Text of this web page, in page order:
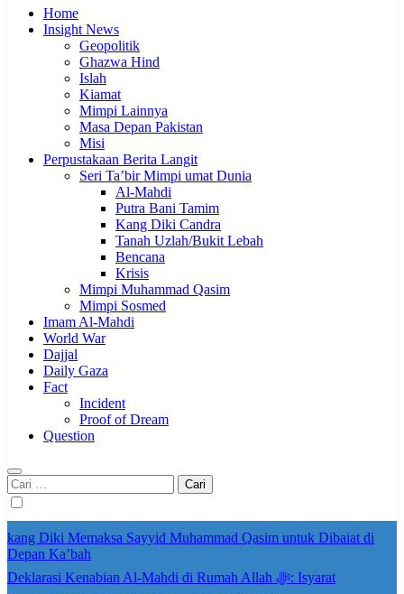
Home
Insight News
Geopolitik
Ghazwa Hind
Islah
Kiamat
Mimpi Lainnya
Masa Depan Pakistan
Misi
Perpustakaan Berita Langit
Seri Ta’bir Mimpi umat Dunia
Al-Mahdi
Putra Bani Tamim
Kang Diki Candra
Tanah Uzlah/Bukit Lebah
Bencana
Krisis
Mimpi Muhammad Qasim
Mimpi Sosmed
Imam Al-Mahdi
World War
Dajjal
Daily Gaza
Fact
Incident
Proof of Dream
Question
Cari
untuk:
kang Diki Memaksa Sayyid Muhammad Qasim untuk Dibaiat di
Depan Ka’bah
Deklarasi Kenabian Al-Mahdi di Rumah Allah ﷻ: Isyarat